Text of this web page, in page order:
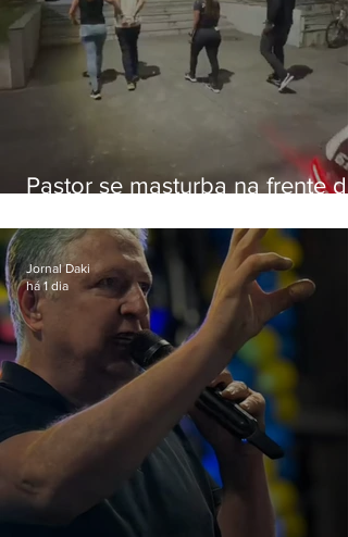
Pastor se masturba na frente de
Jornal Daki
há 1 dia